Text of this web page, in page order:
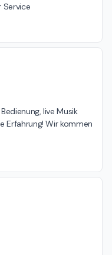
Service
live Musik
Erfahrung! Wir kommen